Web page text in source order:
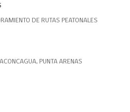
DE RUTAS PEATONALES
PUNTA ARENAS